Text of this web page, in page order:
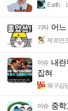
Earth
기타 어느
제르만
이슈 내란
집혀
왜구김
이슈 중학